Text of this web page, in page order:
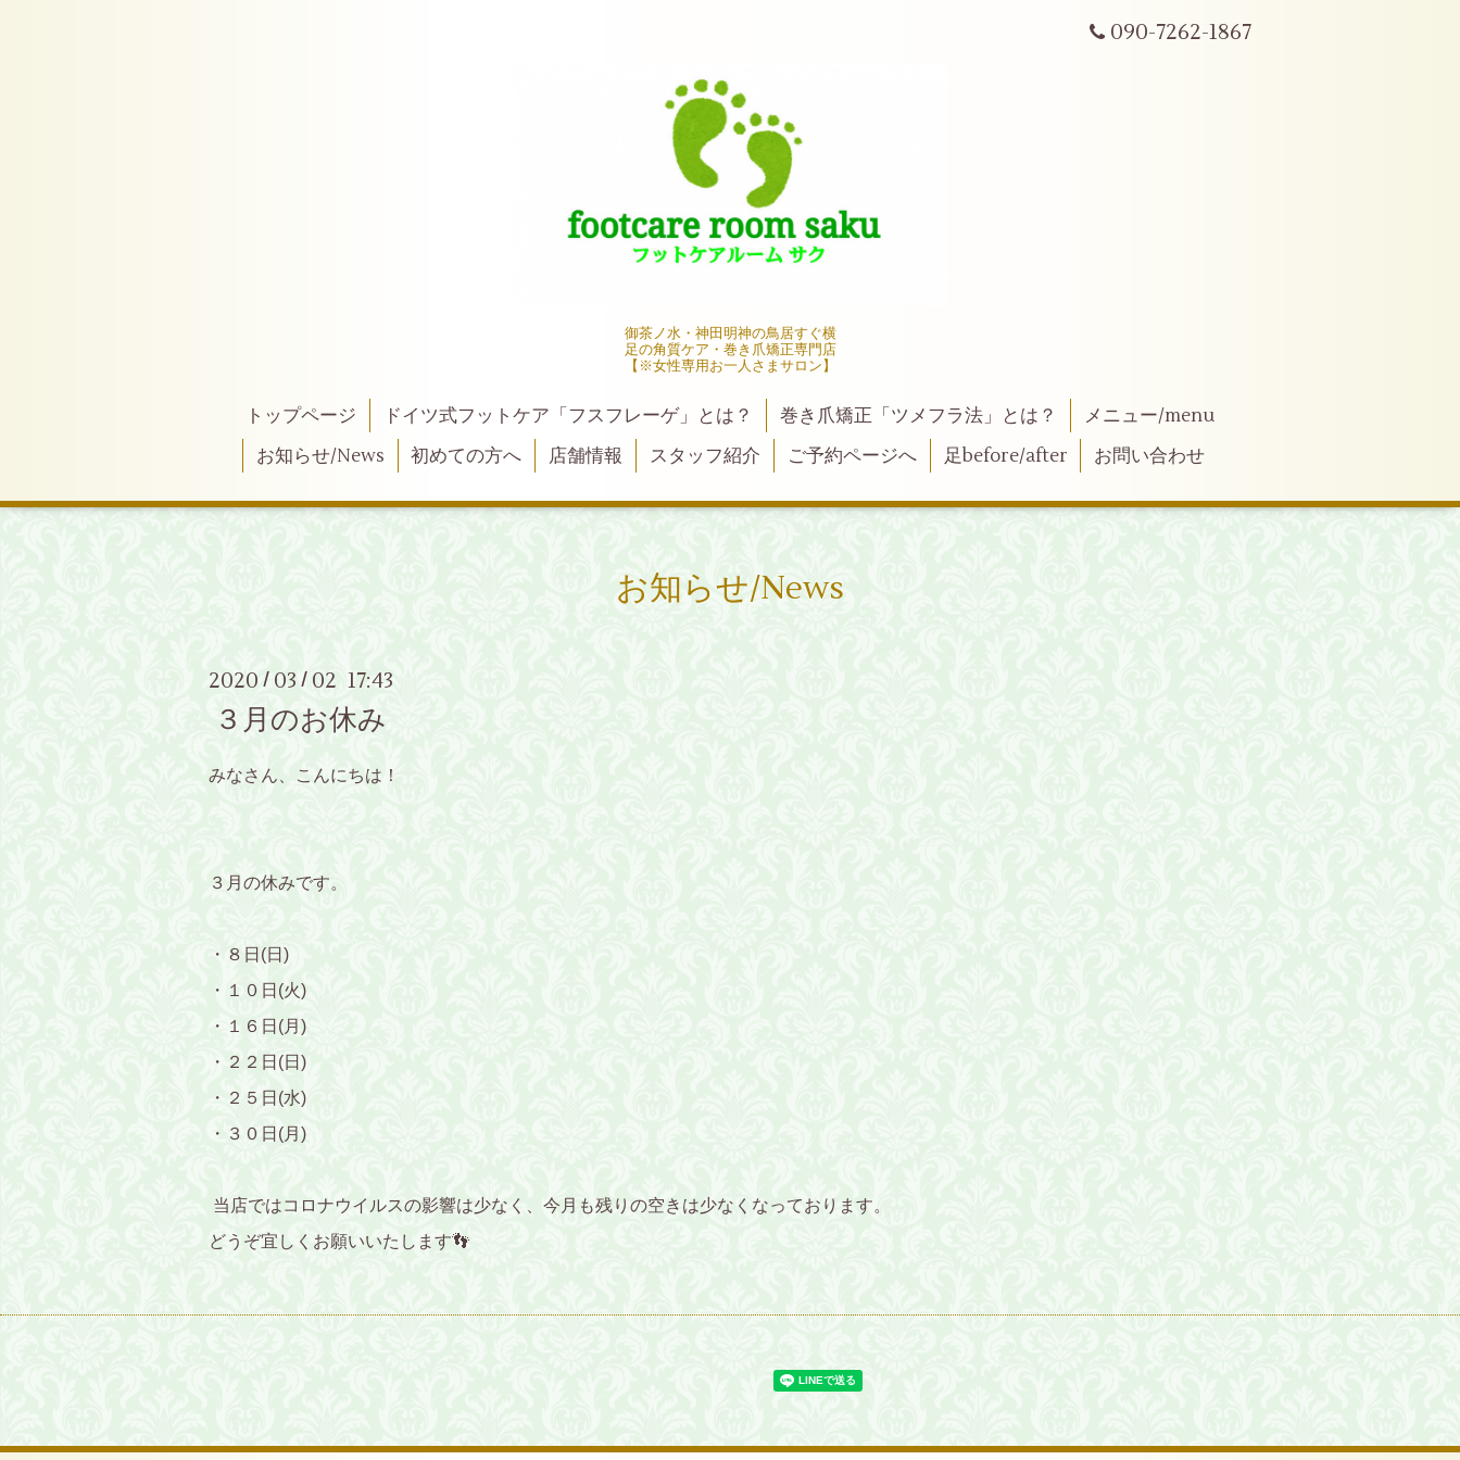
090-7262-1867
御茶ノ水・神田明神の鳥居すぐ横
足の角質ケア・巻き爪矯正専門店
【※女性専用お一人さまサロン】
トップページ ドイツ式フットケア「フスフレーゲ」とは？ 巻き爪矯正「ツメフラ法」とは？
メニュー/menu
お知らせ/News
初めての方へ 店舗情報 スタッフ紹介 ご予約ページへ 足before/after お問い合わせ
お知らせ/News
2020 / 03 / 02 17:43
３月のお休み
みなさん、こんにちは！
３月の休みです。
・８日(日)
・１０日(火)
・１６日(月)
・２２日(日)
・２５日(水)
・３０日(月)
当店ではコロナウイルスの影響は少なく、今月も残りの空きは少なくなっております。
どうぞ宜しくお願いいたします👣